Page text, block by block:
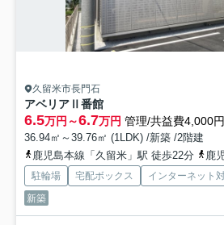
久留米市長門石
アベリアⅡ番館
6.5万円～6.7万円 管理/共益費4,000円
36.94㎡～39.76㎡ (1LDK) /新築 /2階建
鹿児島本線「久留米」駅 徒歩22分
鹿児
駐輪場 宅配ボックス インターネット
新築